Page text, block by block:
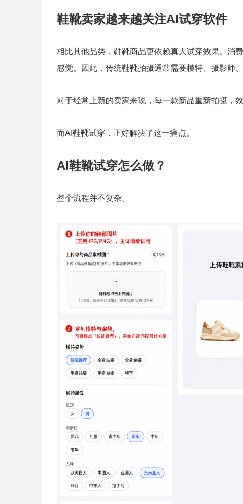
鞋靴卖家越来越关注AI试穿软件
相比其他品类，鞋靴商品更依赖真人试穿效果。消
感觉。因此，传统鞋靴拍摄通常需要模特、摄影师
对于经常上新的卖家来说，每一款新品重新拍摄，效
而AI鞋靴试穿，正好解决了这一痛点。
AI鞋靴试穿怎么做？
整个流程并不复杂。